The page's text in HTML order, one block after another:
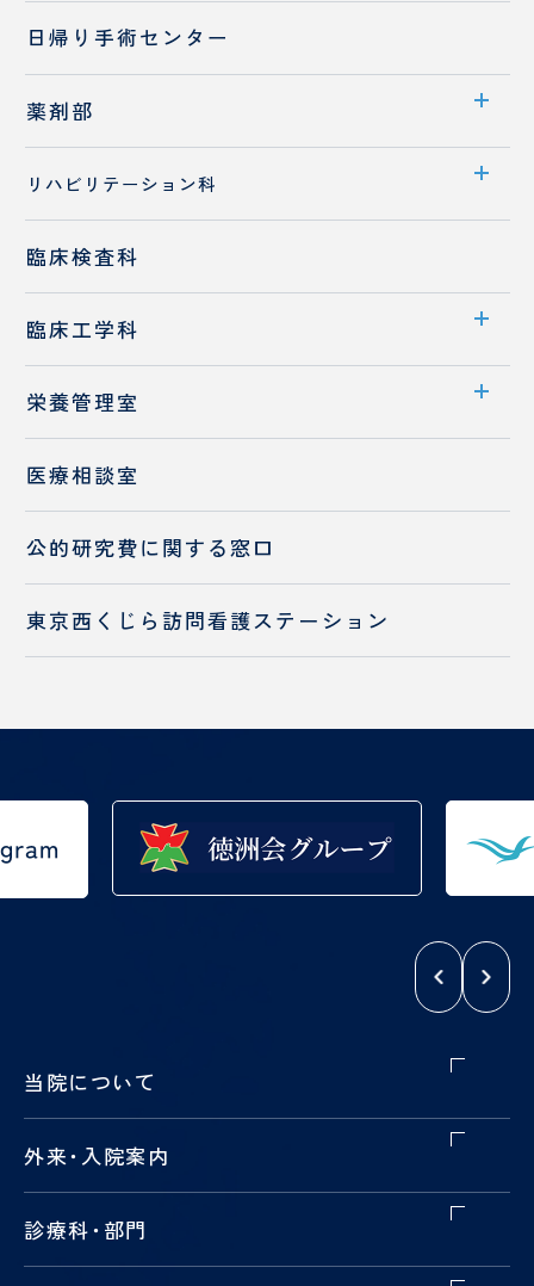
診療概要
検査装置のご紹介
日帰り手術センター
薬剤部
部門案内
入職をお考えの方へ
保険調剤薬局の皆様へ
リハビリテーション科
部門案内
業務内容
臨床検査科
臨床工学科
部門案内
業務内容
入職をお考えの方へ
栄養管理室
部門案内
お食事・栄養相談
入職をお考えの方へ
医療相談室
公的研究費に関する窓口
東京西くじら訪問看護ステーション
当院について
外来・ 入院案内
診療科・ 部門